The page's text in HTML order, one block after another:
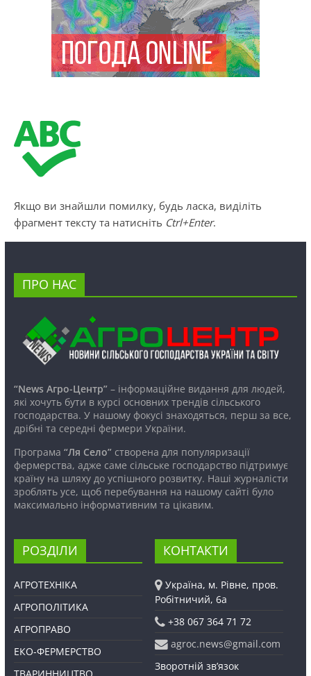
Якщо ви знайшли помилку, будь ласка, виділіть
фрагмент тексту та натисніть Ctrl+Enter.
ПРО НАС
“News Агро-Центр”– інформаційне видання для людей,
які хочуть бути в курсі основних трендів сільського
господарства. У нашому фокусі знаходяться, перш за все,
дрібні та середні фермери України.
Програма “Ля Село”створена для популяризації
фермерства, адже саме сільське господарство підтримує
країну на шляху до успішного розвитку. Наші журналісти
зроблять усе, щоб перебування на нашому сайті було
максимально інформативним та цікавим.
РОЗДІЛИ
АГРОТЕХНІКА
АГРОПОЛІТИКА
АГРОПРАВО
ЕКО-ФЕРМЕРСТВО
КОНТАКТИ
Україна, м. Рівне, пров.
Робітничий, 6а
+38 067 364 71 72
agroc.news@gmail.com
Зворотній зв’язок